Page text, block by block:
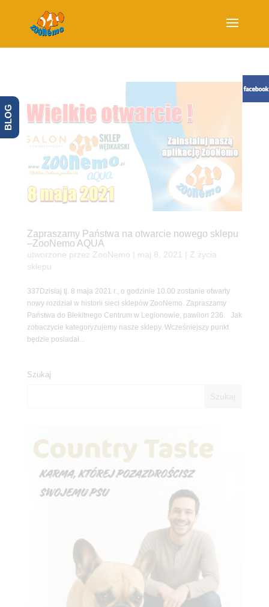
Zapraszamy Państwa na otwarcie nowego sklepu
–ZooNemo AQUA
utworzone przez ZooNemo maj 8, 2021
Z życia
sklepu
337Dzisiaj tj. 8 maja 2021 r., o godzinie 10.00 zostanie otwarty
nowy rozdział w historii sieci sklepów ZooNemo. Zapraszamy
Państwa do Błekitnego Centrum w Legionowie, pawilon 236. Jak
zobaczycie kategoryzujemy nasze sklepy. Wcześniejszy punkt
będzie posiadał...
Szukaj
BLOG